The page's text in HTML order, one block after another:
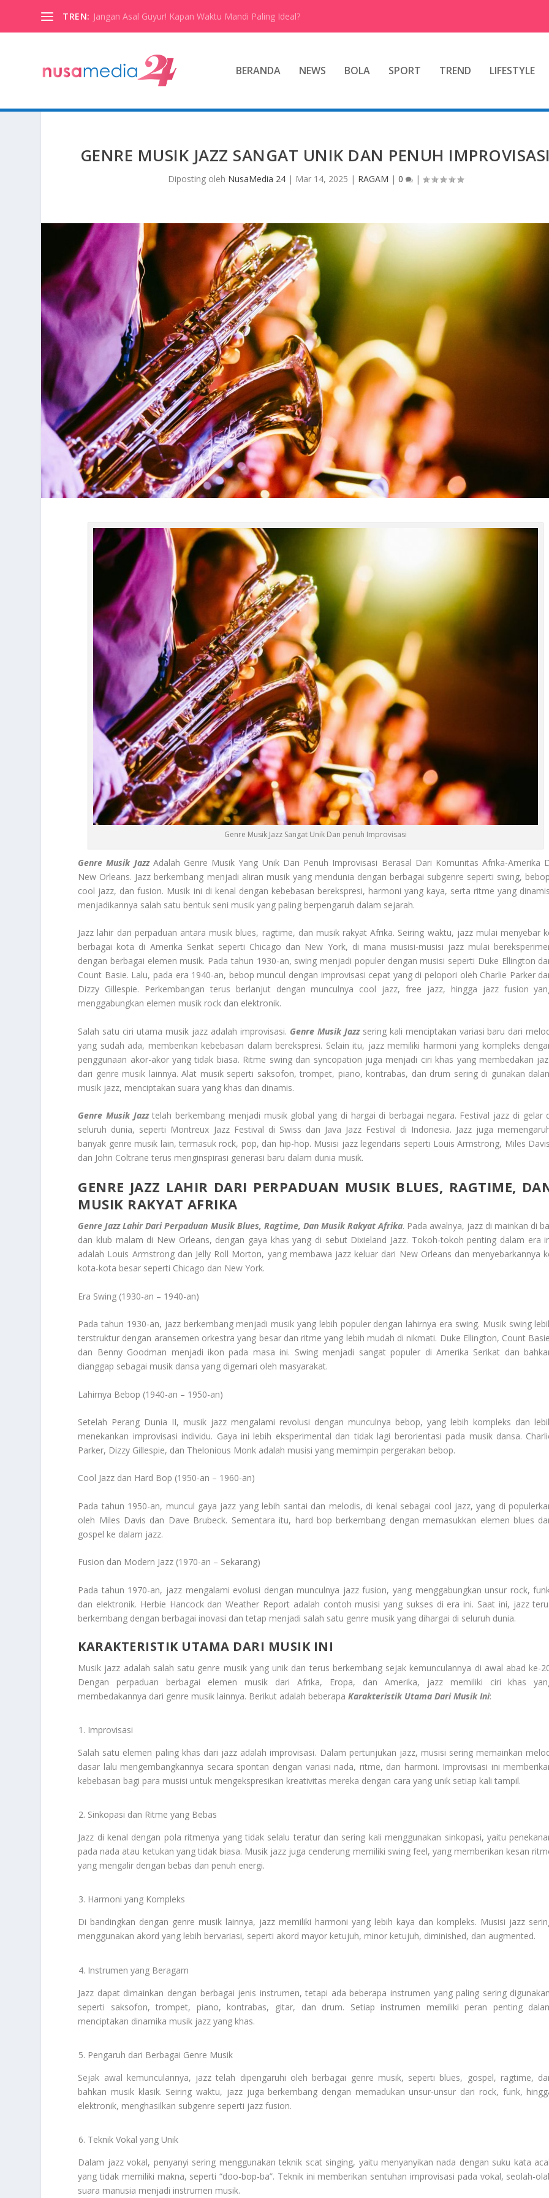
TREN: Jangan Asal Guyur! Kapan Waktu Mandi Paling Ideal?
BERANDA NEWS BOLA SPORT TREND LIFESTYLE
GENRE MUSIK JAZZ SANGAT UNIK DAN PENUH IMPROVISASI
Diposting oleh NusaMedia 24| Mar 14, 2025 | RAGAM | 0 |
Genre Musik Jazz Sangat Unik Dan penuh Improvisasi
Genre Musik JazzAdalah Genre Musik Yang Unik Dan Penuh Improvisasi Berasal Dari Komunitas Afrika-Amerika
New Orleans. Jazz berkembang menjadi aliran musik yang mendunia dengan berbagai subgenre seperti swing,
cool jazz, dan fusion. Musik ini di kenal dengan kebebasan berekspresi, harmoni yang kaya, serta ritme yang
menjadikannya salah satu bentuk seni musik yang paling berpengaruh dalam sejarah.
Jazz lahir dari perpaduan antara musik blues, ragtime, dan musik rakyat Afrika. Seiring waktu, jazz mulai menyebar
berbagai kota di Amerika Serikat seperti Chicago dan New York, di mana musisi-musisi jazz mulai
dengan berbagai elemen musik. Pada tahun 1930-an, swing menjadi populer dengan musisi seperti Duke Ellington
Count Basie. Lalu, pada era 1940-an, bebop muncul dengan improvisasi cepat yang di pelopori oleh Charlie Parker
Dizzy Gillespie. Perkembangan terus berlanjut dengan munculnya cool jazz, free jazz, hingga jazz fusion
menggabungkan elemen musik rock dan elektronik.
Salah satu ciri utama musik jazz adalah improvisasi. Genre Musik Jazzsering kali menciptakan variasi baru dari
yang sudah ada, memberikan kebebasan dalam berekspresi. Selain itu, jazz memiliki harmoni yang kompleks
penggunaan akor-akor yang tidak biasa. Ritme swing dan syncopation juga menjadi ciri khas yang membedakan
dari genre musik lainnya. Alat musik seperti saksofon, trompet, piano, kontrabas, dan drum sering di gunakan
musik jazz, menciptakan suara yang khas dan dinamis.
Genre Musik Jazztelah berkembang menjadi musik global yang di hargai di berbagai negara. Festival jazz di gelar
seluruh dunia, seperti Montreux Jazz Festival di Swiss dan Java Jazz Festival di Indonesia. Jazz juga
banyak genre musik lain, termasuk rock, pop, dan hip-hop. Musisi jazz legendaris seperti Louis Armstrong, Miles
dan John Coltrane terus menginspirasi generasi baru dalam dunia musik.
GENRE JAZZ LAHIR DARI PERPADUAN MUSIK BLUES, RAGTIME,
MUSIK RAKYAT AFRIKA
Genre Jazz Lahir Dari Perpaduan Musik Blues, Ragtime, Dan Musik Rakyat Afrika. Pada awalnya, jazz di mainkan di
dan klub malam di New Orleans, dengan gaya khas yang di sebut Dixieland Jazz. Tokoh-tokoh penting dalam era
adalah Louis Armstrong dan Jelly Roll Morton, yang membawa jazz keluar dari New Orleans dan menyebarkannya
kota-kota besar seperti Chicago dan New York.
Era Swing (1930-an – 1940-an)
Pada tahun 1930-an, jazz berkembang menjadi musik yang lebih populer dengan lahirnya era swing. Musik swing
terstruktur dengan aransemen orkestra yang besar dan ritme yang lebih mudah di nikmati. Duke Ellington, Count
dan Benny Goodman menjadi ikon pada masa ini. Swing menjadi sangat populer di Amerika Serikat dan
dianggap sebagai musik dansa yang digemari oleh masyarakat.
Lahirnya Bebop (1940-an – 1950-an)
Setelah Perang Dunia II, musik jazz mengalami revolusi dengan munculnya bebop, yang lebih kompleks dan
menekankan improvisasi individu. Gaya ini lebih eksperimental dan tidak lagi berorientasi pada musik dansa.
Parker, Dizzy Gillespie, dan Thelonious Monk adalah musisi yang memimpin pergerakan bebop.
Cool Jazz dan Hard Bop (1950-an – 1960-an)
Pada tahun 1950-an, muncul gaya jazz yang lebih santai dan melodis, di kenal sebagai cool jazz, yang di
oleh Miles Davis dan Dave Brubeck. Sementara itu, hard bop berkembang dengan memasukkan elemen blues
gospel ke dalam jazz.
Fusion dan Modern Jazz (1970-an – Sekarang)
Pada tahun 1970-an, jazz mengalami evolusi dengan munculnya jazz fusion, yang menggabungkan unsur rock,
dan elektronik. Herbie Hancock dan Weather Report adalah contoh musisi yang sukses di era ini. Saat ini, jazz
berkembang dengan berbagai inovasi dan tetap menjadi salah satu genre musik yang dihargai di seluruh dunia.
KARAKTERISTIK UTAMA DARI MUSIK INI
Musik jazz adalah salah satu genre musik yang unik dan terus berkembang sejak kemunculannya di awal abad ke-
Dengan perpaduan berbagai elemen musik dari Afrika, Eropa, dan Amerika, jazz memiliki ciri khas
membedakannya dari genre musik lainnya. Berikut adalah beberapaKarakteristik Utama Dari Musik Ini:
Improvisasi
Salah satu elemen paling khas dari jazz adalah improvisasi. Dalam pertunjukan jazz, musisi sering memainkan
dasar lalu mengembangkannya secara spontan dengan variasi nada, ritme, dan harmoni. Improvisasi ini
kebebasan bagi para musisi untuk mengekspresikan kreativitas mereka dengan cara yang unik setiap kali tampil.
Sinkopasi dan Ritme yang Bebas
Jazz di kenal dengan pola ritmenya yang tidak selalu teratur dan sering kali menggunakan sinkopasi, yaitu
pada nada atau ketukan yang tidak biasa. Musik jazz juga cenderung memiliki swing feel, yang memberikan kesan
yang mengalir dengan bebas dan penuh energi.
Harmoni yang Kompleks
Di bandingkan dengan genre musik lainnya, jazz memiliki harmoni yang lebih kaya dan kompleks. Musisi jazz
menggunakan akord yang lebih bervariasi, seperti akord mayor ketujuh, minor ketujuh, diminished, dan augmented.
Instrumen yang Beragam
Jazz dapat dimainkan dengan berbagai jenis instrumen, tetapi ada beberapa instrumen yang paling sering
seperti saksofon, trompet, piano, kontrabas, gitar, dan drum. Setiap instrumen memiliki peran penting
menciptakan dinamika musik jazz yang khas.
Pengaruh dari Berbagai Genre Musik
Sejak awal kemunculannya, jazz telah dipengaruhi oleh berbagai genre musik, seperti blues, gospel, ragtime,
bahkan musik klasik. Seiring waktu, jazz juga berkembang dengan memadukan unsur-unsur dari rock, funk,
elektronik, menghasilkan subgenre seperti jazz fusion.
Teknik Vokal yang Unik
Dalam jazz vokal, penyanyi sering menggunakan teknik scat singing, yaitu menyanyikan nada dengan suku kata
yang tidak memiliki makna, seperti “doo-bop-ba”. Teknik ini memberikan sentuhan improvisasi pada vokal, seolah-
suara manusia menjadi instrumen musik.